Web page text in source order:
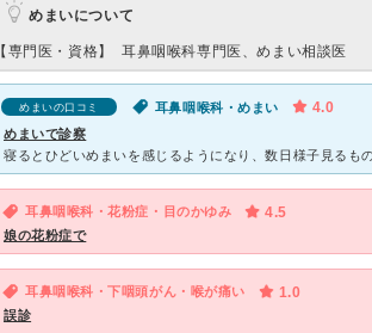
めまいについて
【専門医・資格】 耳鼻咽喉科専門医、めまい相談医
めまいの口コミ 耳鼻咽喉科・めまい 4.0
めまいで診察
耳鼻咽喉科・花粉症・目のかゆみ 4.5
娘の花粉症で
耳鼻咽喉科・下咽頭がん・喉が痛い 1.0
誤診